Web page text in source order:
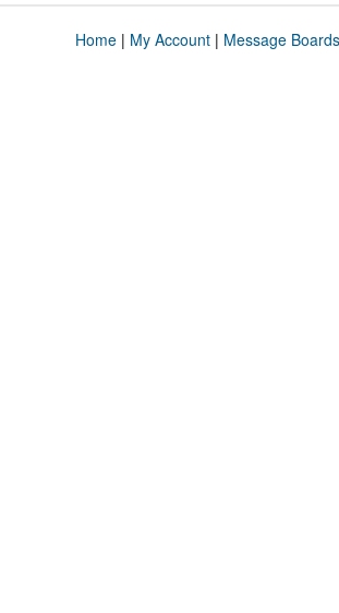
Home| My Account| Message Boards